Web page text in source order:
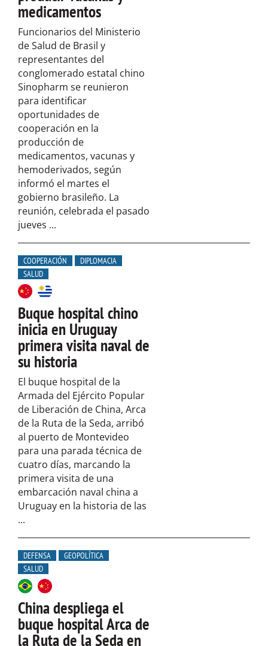
medicamentos
Funcionarios del Ministerio
de Salud de Brasil y
representantes del
conglomerado estatal chino
Sinopharm se reunieron
para identificar
oportunidades de
cooperación en la
producción de
medicamentos, vacunas y
hemoderivados, según
informó el martes el
gobierno brasileño. La
reunión, celebrada el pasado
jueves ...
COOPERACIÓN
DIPLOMACIA
SALUD
Buque hospital chino
inicia en Uruguay
primera visita naval de
su historia
El buque hospital de la
Armada del Ejército Popular
de Liberación de China, Arca
de la Ruta de la Seda, arribó
al puerto de Montevideo
para una parada técnica de
cuatro días, marcando la
primera visita de una
embarcación naval china a
Uruguay en la historia de las
...
DEFENSA
GEOPOLÍTICA
SALUD
China despliega el
buque hospital Arca de
la Ruta de la Seda en